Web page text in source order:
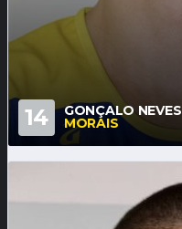
14 GONÇALO NEVES
MORAIS